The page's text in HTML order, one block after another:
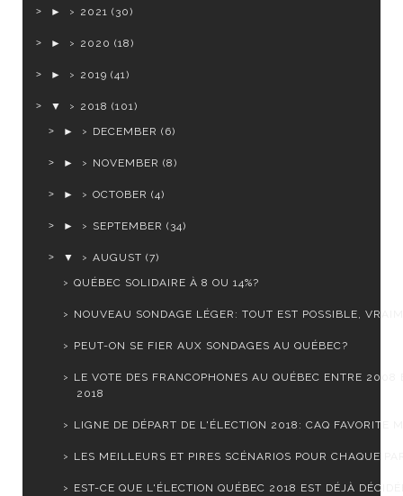
► 2021 (30)
► 2020 (18)
► 2019 (41)
▼ 2018 (101)
►
DECEMBER (6)
► NOVEMBER (8)
► OCTOBER (4)
► SEPTEMBER (34)
▼ AUGUST (7)
QUÉBEC SOLIDAIRE À 8 OU 14%?
NOUVEAU SONDAGE LÉGER: TOUT EST POSSIBLE,
PEUT-ON SE FIER AUX SONDAGES AU QUÉBEC?
LE VOTE DES FRANCOPHONES AU QUÉBEC ENTRE 2008
2018
LIGNE DE DÉPART DE L'ÉLECTION 2018: CAQ FAVORITE
LES MEILLEURS ET PIRES SCÉNARIOS POUR CHAQUE
EST-CE QUE L'ÉLECTION QUÉBEC 2018 EST DÉJÀ